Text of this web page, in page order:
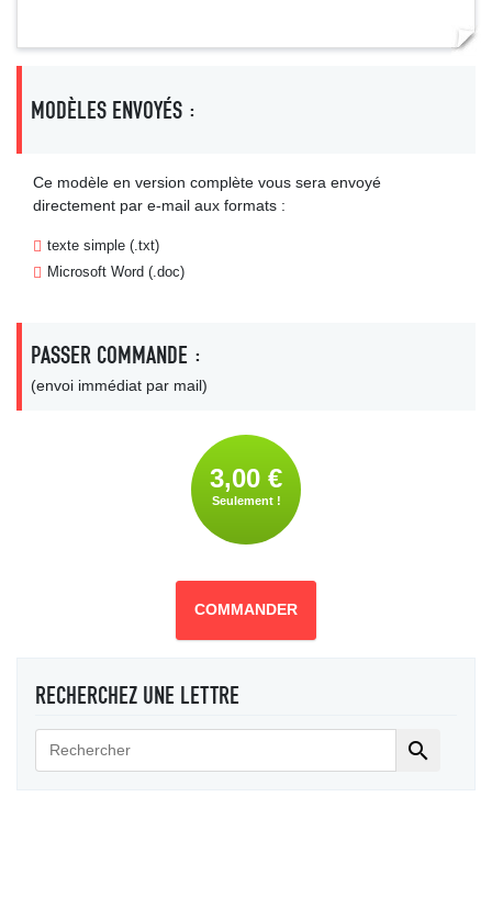
MODÈLES ENVOYÉS :
Ce modèle en version complète vous sera envoyé
directement par e-mail aux formats :
texte simple (.txt)
Microsoft Word (.doc)
PASSER COMMANDE :
(envoi immédiat par mail)
3,00 €
Seulement !
COMMANDER
RECHERCHEZ UNE LETTRE
